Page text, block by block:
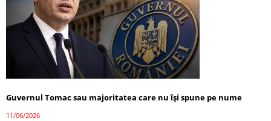
Guvernul Tomac sau majoritatea care nu își spune pe nume
11/06/2026